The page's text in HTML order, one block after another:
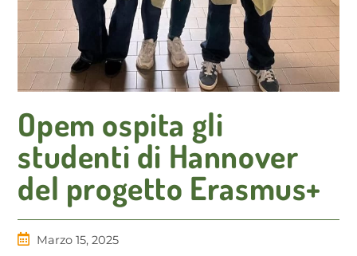
Opem ospita gli
studenti di Hannover
del progetto Erasmus+
Marzo 15, 2025